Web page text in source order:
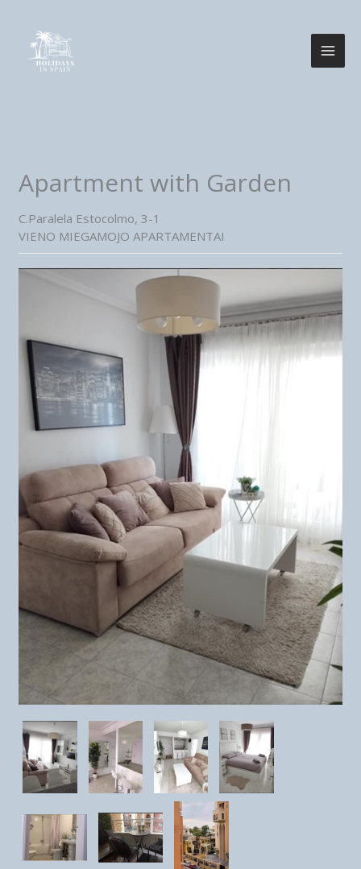
turinio
Apartment with Garden
C.Paralela Estocolmo, 3-1
VIENO MIEGAMOJO APARTAMENTAI